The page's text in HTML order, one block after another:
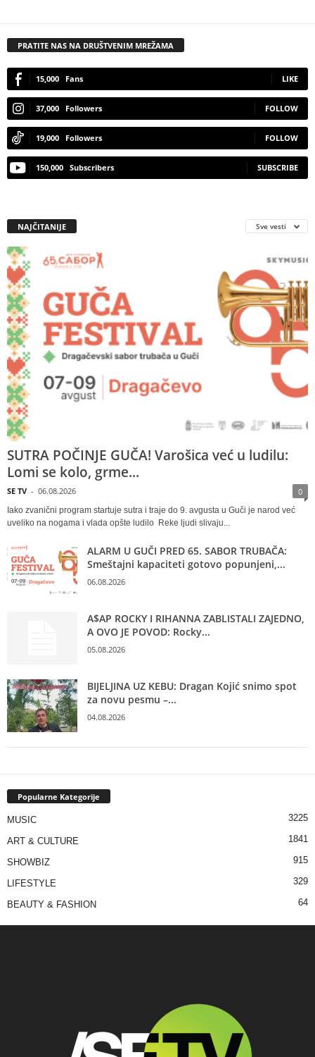
PRATITE NAS NA DRUŠTVENIM MREŽAMA
15,000 Fans LIKE
37,000 Followers FOLLOW
19,000 Followers FOLLOW
150,000 Subscribers SUBSCRIBE
NAJČITANIJE Sve vesti
SUTRA POČINJE GUČA! Varošica već u ludilu:
Lomi se kolo, grme...
SE TV - 06.08.2026 0
Iako zvanični program startuje sutra i traje do 9. avgusta u Guči je narod već
uveliko na nogama i vlada opšte ludilo Reke ljudi slivaju...
ALARM U GUČI PRED 65. SABOR TRUBAČA:
Smeštajni kapaciteti gotovo popunjeni,...
06.08.2026
A$AP ROCKY I RIHANNA ZABLISTALI ZAJEDNO,
A OVO JE POVOD: Rocky...
05.08.2026
BIJELJINA UZ KEBU: Dragan Kojić snimo spot
za novu pesmu –...
04.08.2026
Popularne Kategorije
MUSIC 3225
ART & CULTURE 1841
SHOWBIZ 915
LIFESTYLE 329
BEAUTY & FASHION 64